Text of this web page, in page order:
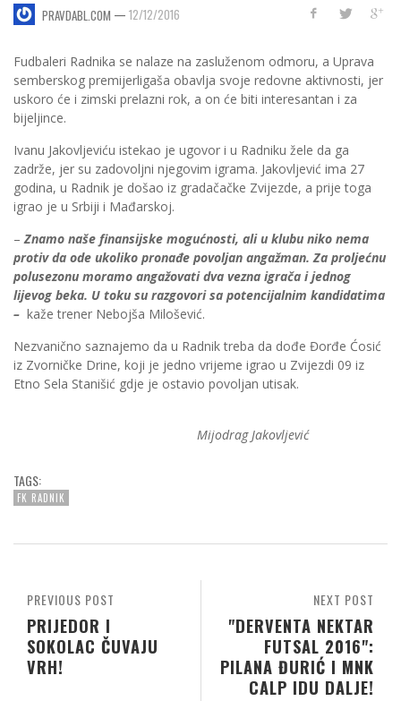
PRAVDABL.COM — 12/12/2016
Fudbaleri Radnika se nalaze na zasluženom odmoru, a Uprava
semberskog premijerligaša obavlja svoje redovne aktivnosti, jer
uskoro će i zimski prelazni rok, a on će biti interesantan i za
bijeljince.
Ivanu Jakovljeviću istekao je ugovor i u Radniku žele da ga
zadrže, jer su zadovoljni njegovim igrama. Jakovljević ima 27
godina, u Radnik je došao iz gradačačke Zvijezde, a prije toga
igrao je u Srbiji i Mađarskoj.
– Znamo naše finansijske mogućnosti, ali u klubu niko nema
protiv da ode ukoliko pronađe povoljan angažman. Za proljećnu
polusezonu moramo angažovati dva vezna igrača i jednog
lijevog beka. U toku su razgovori sa potencijalnim kandidatima
– kaže trener Nebojša Milošević.
Nezvanično saznajemo da u Radnik treba da dođe Đorđe Ćosić
iz Zvorničke Drine, koji je jedno vrijeme igrao u Zvijezdi 09 iz
Etno Sela Stanišić gdje je ostavio povoljan utisak.
Mijodrag Jakovljević
TAGS:
FK RADNIK
NEXT POST
"DERVENTA NEKTAR
FUTSAL 2016":
PILANA ĐURIĆ I MNK
CALP IDU DALJE!
PREVIOUS POST
PRIJEDOR I
SOKOLAC ČUVAJU
VRH!